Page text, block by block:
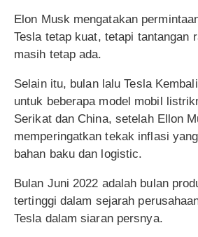
Elon Musk mengatakan
Tesla tetap kuat, tetapi tantangan
masih tetap ada.
Selain itu, bulan lalu Tesla
untuk beberapa model mobil
Serikat dan China, setelah Ellon
memperingatkan tekak inflasi
bahan baku dan logistic.
Bulan Juni 2022 adalah bulan
tertinggi dalam sejarah
Tesla dalam siaran persnya.